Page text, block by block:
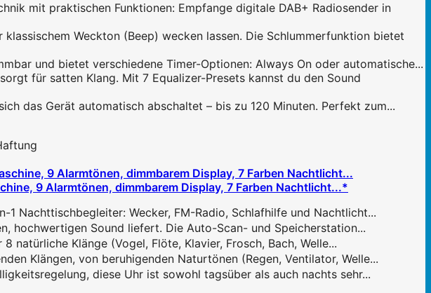
mit praktischen Funktionen: Empfange digitale DAB+ Radiosender in
Weckton (Beep) wecken lassen. Die Schlummerfunktion bietet
und bietet verschiedene Timer-Optionen: Always On oder automatische...
für satten Klang. Mit 7 Equalizer-Presets kannst du den Sound
das Gerät automatisch abschaltet – bis zu 120 Minuten. Perfekt zum...
9 Alarmtönen, dimmbarem Display, 7 Farben Nachtlicht...*
Nachttischbegleiter: Wecker, FM-Radio, Schlafhilfe und Nachtlicht...
hochwertigen Sound liefert. Die Auto-Scan- und Speicherstation...
natürliche Klänge (Vogel, Flöte, Klavier, Frosch, Bach, Welle...
Klängen, von beruhigenden Naturtönen (Regen, Ventilator, Welle...
diese Uhr ist sowohl tagsüber als auch nachts sehr...